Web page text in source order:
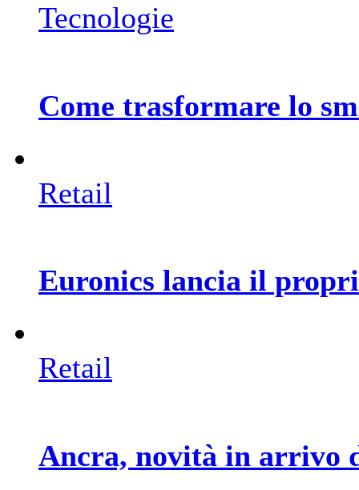
Tecnologie
Come trasformare lo
Retail
Euronics lancia il
Retail
Ancra, novità in arrivo